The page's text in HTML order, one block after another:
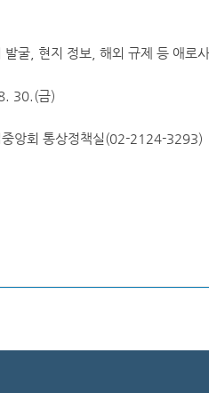
발굴, 현지 정보, 해외 규제 등 애로
30.(금)
중앙회 통상정책실(02-2124-3293)